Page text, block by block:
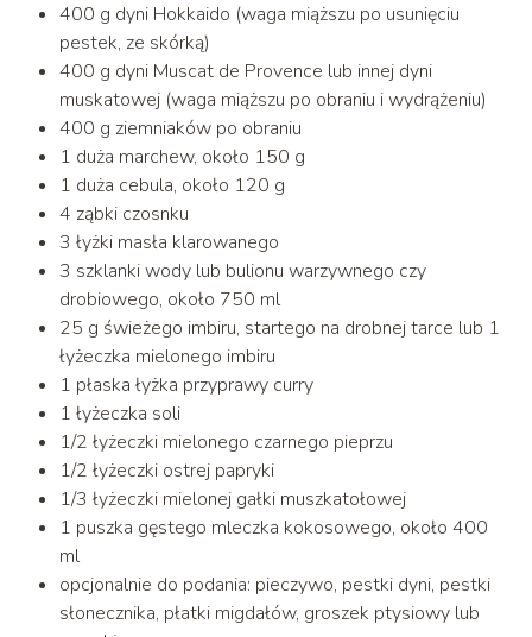
400 g dyni Hokkaido (waga miąższu po usunięciu
pestek, ze skórką)
400 g dyni Muscat de Provence lub innej dyni
muskatowej (waga miąższu po obraniu i wydrążeniu)
400 g ziemniaków po obraniu
1 duża marchew, około 150 g
1 duża cebula, około 120 g
4 ząbki czosnku
3 łyżki masła klarowanego
3 szklanki wody lub bulionu warzywnego czy
drobiowego, około 750 ml
25 g świeżego imbiru, startego na drobnej tarce lub 1
łyżeczka mielonego imbiru
1 płaska łyżka przyprawy curry
1 łyżeczka soli
1/2 łyżeczki mielonego czarnego pieprzu
1/2 łyżeczki ostrej papryki
1/3 łyżeczki mielonej gałki muszkatołowej
1 puszka gęstego mleczka kokosowego, około 400
ml
opcjonalnie do podania: pieczywo, pestki dyni, pestki
słonecznika, płatki migdałów, groszek ptysiowy lub